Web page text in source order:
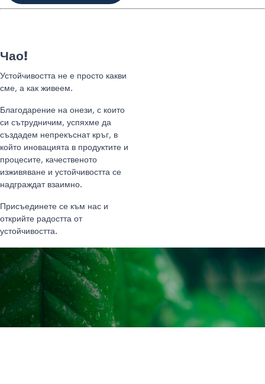
Чао!
Устойчивостта не е просто какви
сме, а как живеем.
Благодарение на онези, с които
си сътрудничим, успяхме да
създадем непрекъснат кръг, в
който иновацията в продуктите и
процесите, качественото
изживяване и устойчивостта се
надграждат взаимно.
Присъединете се към нас и
открийте радостта от
устойчивостта.